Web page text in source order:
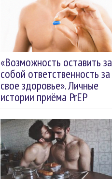
«Возможность оставить за
собой ответственность за
свое здоровье». Личные
истории приёма PrEP